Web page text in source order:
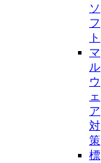
ソ
フ
ト
マ
ル
ウ
ェ
ア
対
策
標